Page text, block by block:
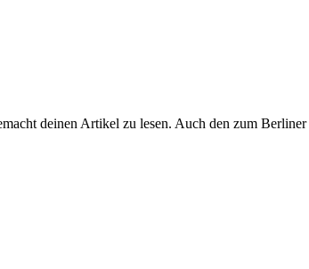
deinen Artikel zu lesen. Auch den zum